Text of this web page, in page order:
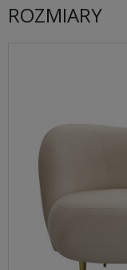
ROZMIARY